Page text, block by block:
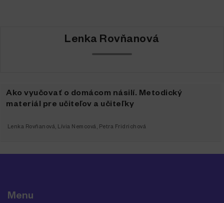
Lenka Rovňanová
Ako vyučovať o domácom násilí. Metodický
materiál pre učiteľov a učiteľky
Lenka Rovňanová, Lívia Nemcová, Petra Fridrichová
Menu